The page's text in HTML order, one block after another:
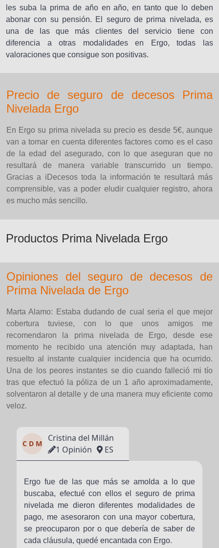
les suba la prima de año en año, en tanto que lo deben
abonar con su pensión. El seguro de prima nivelada, es
una de las que más clientes del servicio tiene con
diferencia a otras modalidades en Ergo, todas las
valoraciones que consigue son positivas.
Precio de seguro de decesos Prima
Nivelada Ergo
En Ergo su prima nivelada su precio es desde 5€, aunque
van a tomar en cuenta diferentes factores como es el caso
de la edad del asegurado, con lo que aseguran que no
resultará de manera variable transcurrido un tiempo.
Gracias a iDecesos toda la información te resultará más
comprensible, vas a poder eludir cualquier registro, ahora
es mucho más sencillo.
Productos Prima Nivelada Ergo
Opiniones del seguro de decesos de
Prima Nivelada de Ergo
Marta Alamo: Estaba dudando de cual seria el que mejor
cobertura tuviese, con lo que unos amigos me
recomendaron la prima nivelada de Ergo, desde ese
momento he recibido una atención muy adaptada, han
resuelto al instante cualquier incidencia que ha ocurrido.
Una de los peores instantes se dio cuando falleció mi tío
tras que efectuó la póliza de un 1 año aproximadamente,
solventaron al detalle y de una manera muy eficiente como
veloz.
C D M
Cristina del Millán
1 Opinión
ES
Ergo fue de las que más se amolda a lo que
buscaba, efectué con ellos el seguro de prima
nivelada me dieron diferentes modalidades de
pago, me asesoraron con una mayor cobertura,
se preocuparon por o que debería de saber de
cada cláusula, quedé encantada con Ergo.